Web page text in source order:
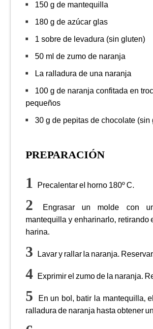
150 g de mantequilla
180 g de azúcar glas
1 sobre de levadura (sin gluten)
50 ml de zumo de naranja
La ralladura de una naranja
100 g de naranja confitada en
pequeños
30 g de pepitas de chocolate (sin
PREPARACIÓN
Precalentar el horno 180º C.
Engrasar un molde con
mantequilla y enharinarlo, retirando
harina.
Lavar y rallar la naranja.
Exprimir el zumo de la naranja.
En un bol, batir la mantequilla,
ralladura de naranja hasta obtener